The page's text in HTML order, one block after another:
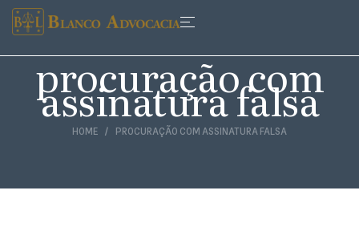
HOME PROCURAÇÃO COM ASSINATURA FALSA
procuração com
assinatura falsa